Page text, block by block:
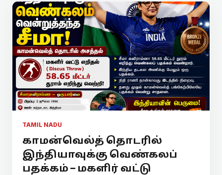
TAMIL NADU
காமன்வெல்த் தொடரில்
இந்தியாவுக்கு வெண்கலப்
பதக்கம் – மகளிர் வட்டு